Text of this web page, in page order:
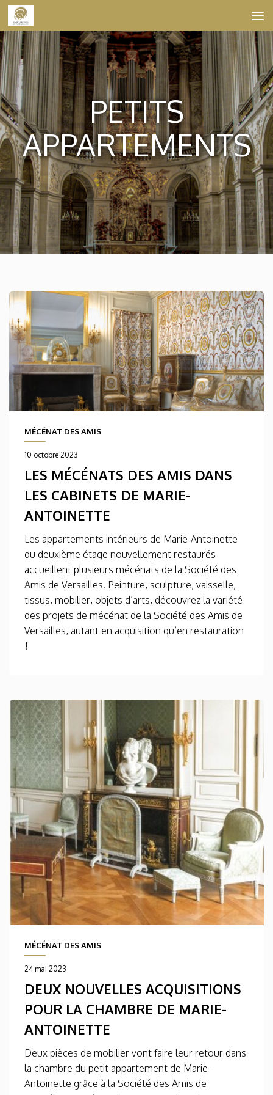
Skip to content
PETITS
APPARTEMENTS
MÉCÉNAT DES AMIS
10 octobre 2023
LES MÉCÉNATS DES AMIS DANS
LES CABINETS DE MARIE-
ANTOINETTE
Les appartements intérieurs de Marie-Antoinette
du deuxième étage nouvellement restaurés
accueillent plusieurs mécénats de la Société des
Amis de Versailles. Peinture, sculpture, vaisselle,
tissus, mobilier, objets d’arts, découvrez la variété
des projets de mécénat de la Société des Amis de
Versailles, autant en acquisition qu’en restauration
!
MÉCÉNAT DES AMIS
24 mai 2023
DEUX NOUVELLES ACQUISITIONS
POUR LA CHAMBRE DE MARIE-
ANTOINETTE
Deux pièces de mobilier vont faire leur retour dans
la chambre du petit appartement de Marie-
Antoinette grâce à la Société des Amis de